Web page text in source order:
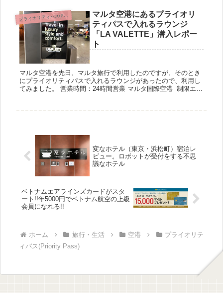
プ ライオリティパス(Priority Pass)
マルタ空港にあるプライオリ
ティパスで入れるラウンジ
「LA VALETTE」潜入レポー
ト
マルタ空港を先日、マルタ旅行で利用したのですが、そのとき
にプライオリティパスで入れるラウンジがあったので、利用し
てみました。 営業時間：24時間営業 マルタ国際空港 制限エリ
変なホテル（東京・浜松町）宿泊レ
ビュー。ロボットが受付をする不思
議なホテル
ベトナムエアラインズカードがスタ
ート!!年5000円でベトナム航空の上級
会員になれる!!
ホーム 旅行・生活 空港
プライオリテ
ィパス(Priority Pass)